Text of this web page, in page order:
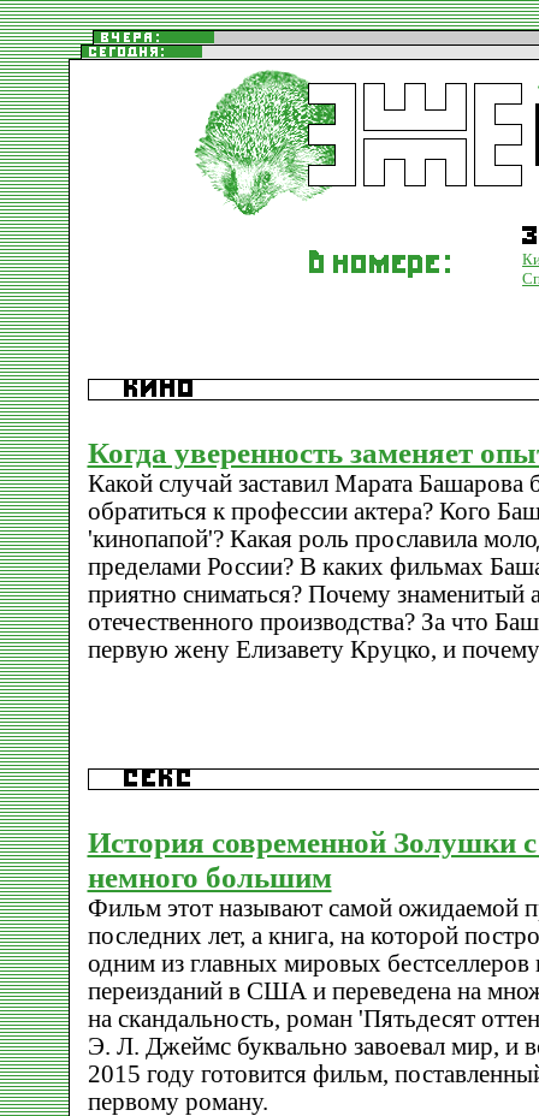
Когда уверенность заменяет
Какой случай заставил Марата
обратиться к профессии актера? Кого
'кинопапой'? Какая роль прославила
пределами России? В каких фильмах
приятно сниматься? Почему знаменитый
отечественного производства? За что
первую жену Елизавету Круцко, и почему
История современной Золушки
немного большим
Фильм этот называют самой ожидаемой
последних лет, а книга, на которой
одним из главных мировых бестселлеров
переизданий в США и переведена на
на скандальность, роман 'Пятьдесят
Э. Л. Джеймс буквально завоевал мир, и
2015 году готовится фильм,
первому роману.